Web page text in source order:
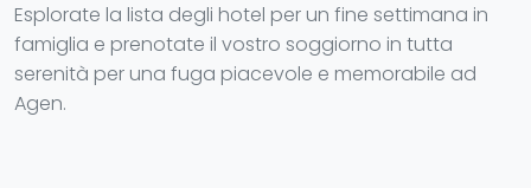
Esplorate la lista degli hotel per un fine settimana in
famiglia e prenotate il vostro soggiorno in tutta
serenità per una fuga piacevole e memorabile ad
Agen.